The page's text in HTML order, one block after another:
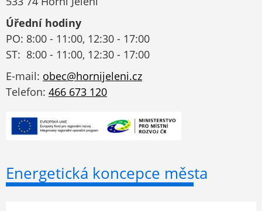
Úřední hodiny
PO: 8:00 - 11:00, 12:30 - 17:00
ST: 8:00 - 11:00, 12:30 - 17:00
E-mail: obec@hornijeleni.cz
Telefon: 466 673 120
Energetická koncepce města